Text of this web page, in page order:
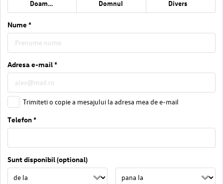
Doamna Domnul Divers
Nume *
Adresa e-mail *
Trimiteti o copie a mesajului la adresa mea de e-mail
Telefon *
Sunt disponibil (optional)